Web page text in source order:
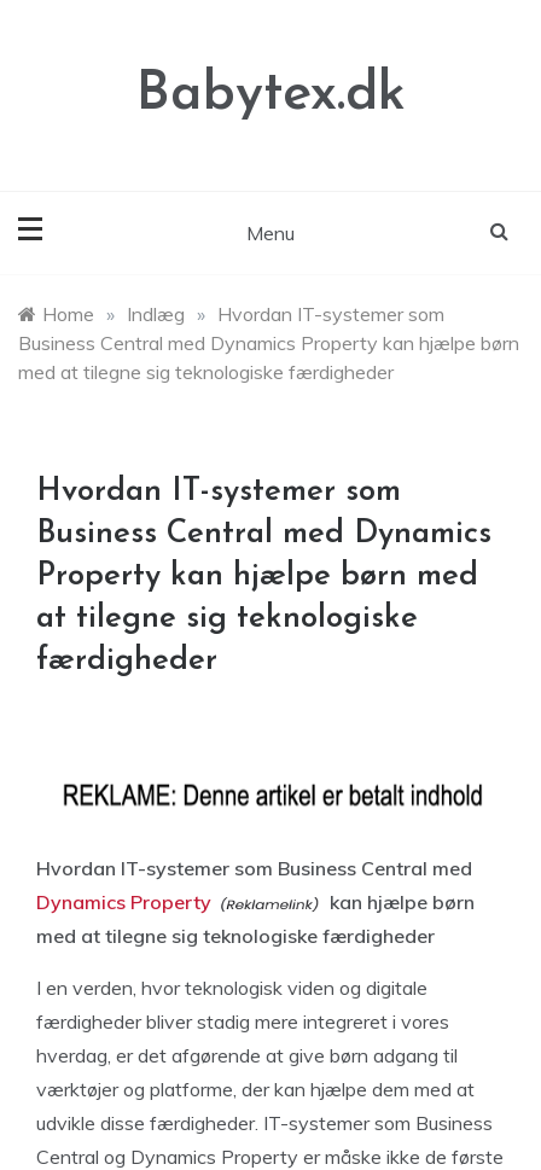
Babytex.dk
Menu
Home » Indlæg » Hvordan IT-systemer som
Business Central med Dynamics Property kan hjælpe børn
med at tilegne sig teknologiske færdigheder
Hvordan IT-systemer som
Business Central med Dynamics
Property kan hjælpe børn med
at tilegne sig teknologiske
færdigheder
Hvordan IT-systemer som Business Central med
Dynamics Property
kan hjælpe børn
med at tilegne sig teknologiske færdigheder
I en verden, hvor teknologisk viden og digitale
færdigheder bliver stadig mere integreret i vores
hverdag, er det afgørende at give børn adgang til
værktøjer og platforme, der kan hjælpe dem med at
udvikle disse færdigheder. IT-systemer som Business
Central og Dynamics Property er måske ikke de første